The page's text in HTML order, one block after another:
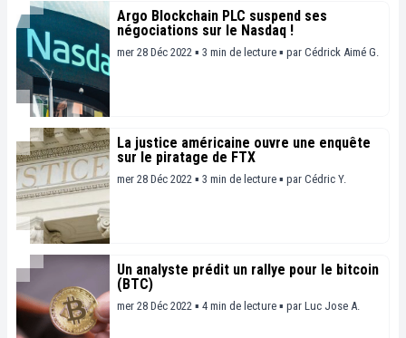
Argo Blockchain PLC suspend ses
négociations sur le Nasdaq !
mer 28 Déc 2022 ▪ 3 min de lecture ▪ par Cédrick Aimé G.
La justice américaine ouvre une enquête
sur le piratage de FTX
mer 28 Déc 2022 ▪ 3 min de lecture ▪ par Cédric Y.
Un analyste prédit un rallye pour le bitcoin
(BTC)
mer 28 Déc 2022 ▪ 4 min de lecture ▪ par Luc Jose A.